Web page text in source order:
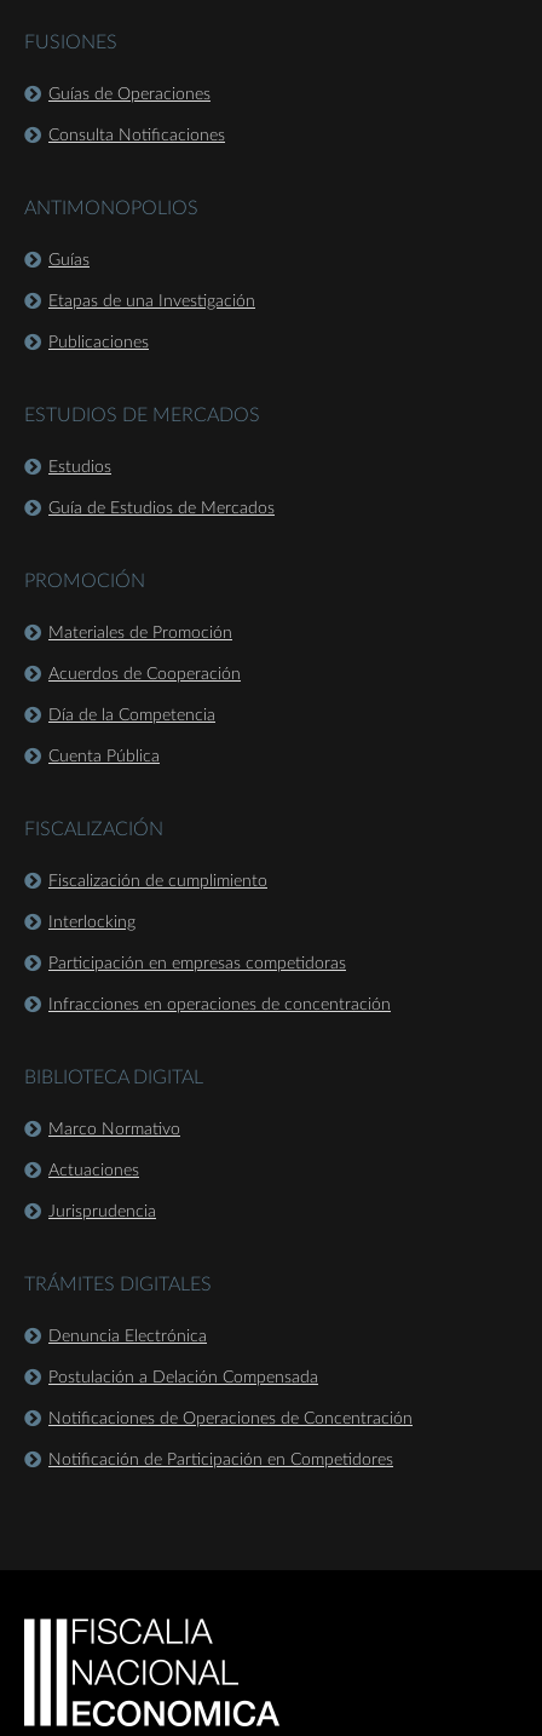
FUSIONES
Guías de Operaciones
Consulta Notificaciones
ANTIMONOPOLIOS
Guías
Etapas de una Investigación
Publicaciones
ESTUDIOS DE MERCADOS
Estudios
Guía de Estudios de Mercados
PROMOCIÓN
Materiales de Promoción
Acuerdos de Cooperación
Día de la Competencia
Cuenta Pública
FISCALIZACIÓN
Fiscalización de cumplimiento
Interlocking
Participación en empresas competidoras
Infracciones en operaciones de concentración
BIBLIOTECA DIGITAL
Marco Normativo
Actuaciones
Jurisprudencia
TRÁMITES DIGITALES
Denuncia Electrónica
Postulación a Delación Compensada
Notificaciones de Operaciones de Concentración
Notificación de Participación en Competidores